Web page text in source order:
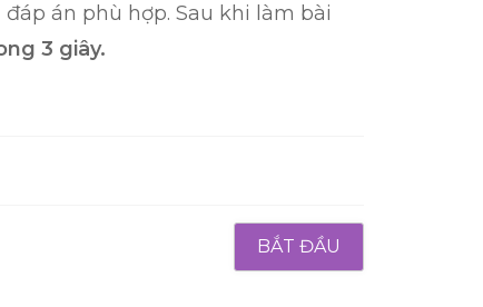
án phù hợp. Sau khi làm bài
3 giây.
BẮT ĐẦU